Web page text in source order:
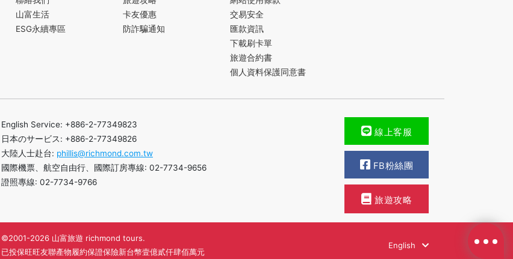
山富生活
ESG永續專區
卡友優惠
防詐騙通知
交易安全
匯款資訊
下載刷卡單
旅遊合約書
個人資料保護同意書
English Service: +886-2-77349823
日本のサービス: +886-2-77349826
大陸人士赴台: phillis@richmond.com.tw
國際機票、航空自由行、國際訂房專線: 02-7734-9656
證照專線: 02-7734-9766
線上客服
FB粉絲團
旅遊攻略
©2001-2026 山富旅遊 richmond tours.
已投保旺旺友聯產物履約保證保險新台幣壹億貳仟肆佰萬元
English